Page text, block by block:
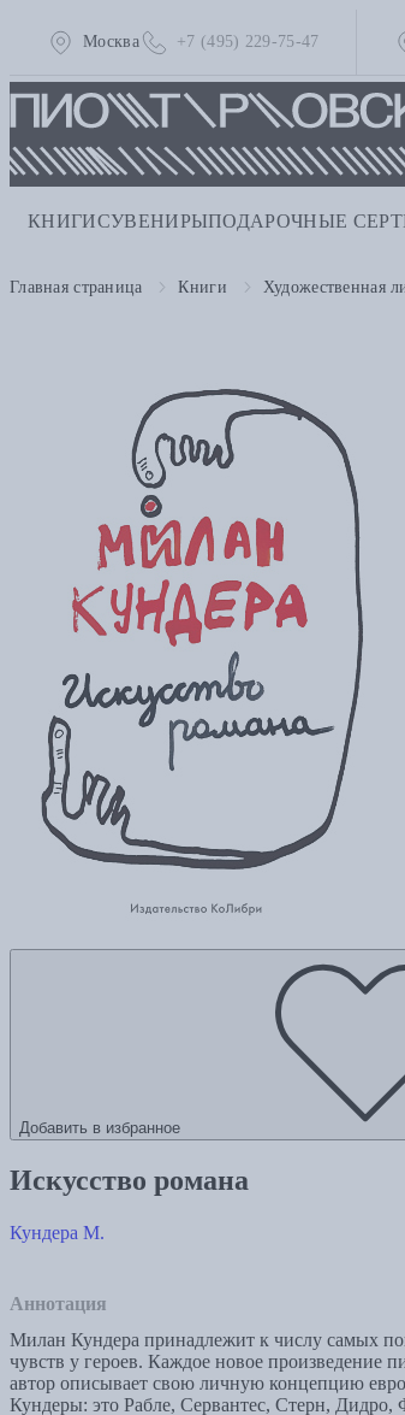
Москва +7 (495) 229-75-47
КНИГИСУВЕНИРЫПОДАРОЧНЫЕ
Главная страница Книги Художественная
Добавить в избранное
Искусство романа
Кундера М.
Аннотация
Милан Кундера принадлежит к числу самых
чувств у героев. Каждое новое произведение
автор описывает свою личную концепцию
Кундеры: это Рабле, Сервантес, Стерн,